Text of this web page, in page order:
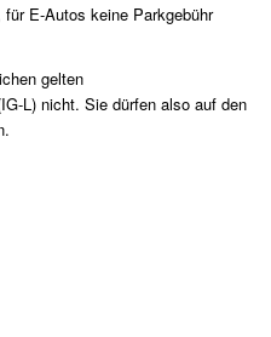
E-Autos keine Parkgebühr
gelten
L) nicht. Sie dürfen also auf den